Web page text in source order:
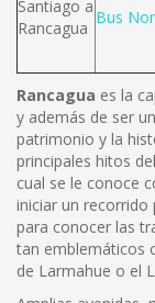
Santiago a
Rancagua
Bus
Rancagua es la
y además de ser
patrimonio y la
principales hitos
cual se le conoce
iniciar un recorrido
para conocer las
tan emblemáticos
de Larmahue o el